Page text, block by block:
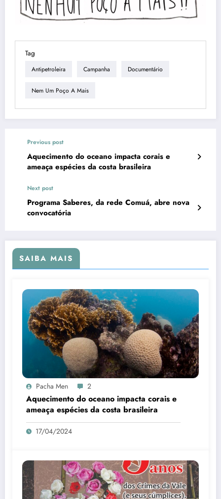
Tag
Antipetroleira Campanha Documentário
Nem Um Poço A Mais
Previous post
Aquecimento do oceano impacta corais e
ameaça espécies da costa brasileira
Next post
Programa Saberes, da rede Comuá, abre nova
convocatória
SAIBA MAIS
Pacha Men 2
Aquecimento do oceano impacta corais e
ameaça espécies da costa brasileira
17/04/2024